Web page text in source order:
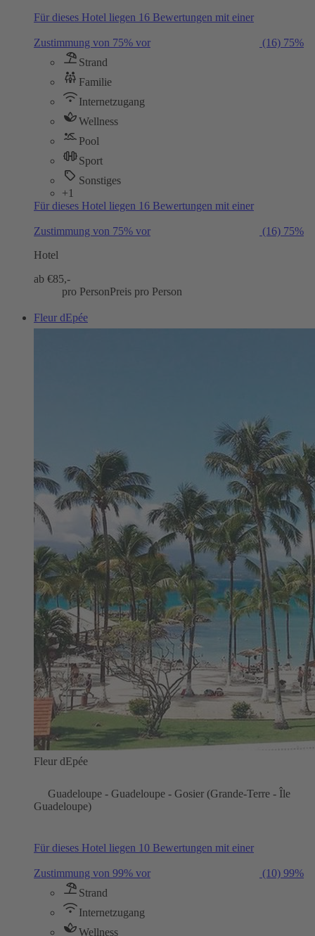
Für dieses Hotel liegen 16 Bewertungen mit einer
Zustimmung von 75% vor (16) 75%
Strand
Familie
Internetzugang
Wellness
Pool
Sport
Sonstiges
+1
Für dieses Hotel liegen 16 Bewertungen mit einer
Zustimmung von 75% vor (16) 75%
Hotel
ab €85,-
pro PersonPreis pro Person
Fleur dEpée
Fleur dEpée
Guadeloupe - Guadeloupe - Gosier (Grande-Terre - Île
Guadeloupe)
Für dieses Hotel liegen 10 Bewertungen mit einer
Zustimmung von 99% vor (10) 99%
Strand
Internetzugang
Wellness